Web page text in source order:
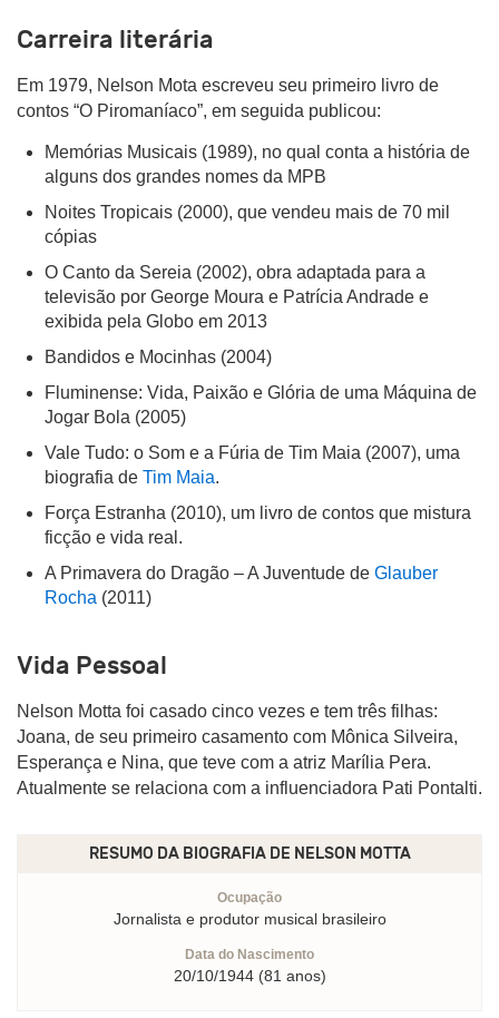
Carreira literária
Em 1979, Nelson Mota escreveu seu primeiro livro de
contos “O Piromaníaco”, em seguida publicou:
Memórias Musicais (1989), no qual conta a história de
alguns dos grandes nomes da MPB
Noites Tropicais (2000), que vendeu mais de 70 mil
cópias
O Canto da Sereia (2002), obra adaptada para a
televisão por George Moura e Patrícia Andrade e
exibida pela Globo em 2013
Bandidos e Mocinhas (2004)
Fluminense: Vida, Paixão e Glória de uma Máquina de
Jogar Bola (2005)
Vale Tudo: o Som e a Fúria de Tim Maia (2007), uma
biografia de Tim Maia.
Força Estranha (2010), um livro de contos que mistura
ficção e vida real.
A Primavera do Dragão – A Juventude de Glauber
Rocha (2011)
Vida Pessoal
Nelson Motta foi casado cinco vezes e tem três filhas:
Joana, de seu primeiro casamento com Mônica Silveira,
Esperança e Nina, que teve com a atriz Marília Pera.
Atualmente se relaciona com a influenciadora Pati Pontalti.
RESUMO DA BIOGRAFIA DE NELSON MOTTA
Ocupação
Jornalista e produtor musical brasileiro
Data do Nascimento
20/10/1944 (81 anos)